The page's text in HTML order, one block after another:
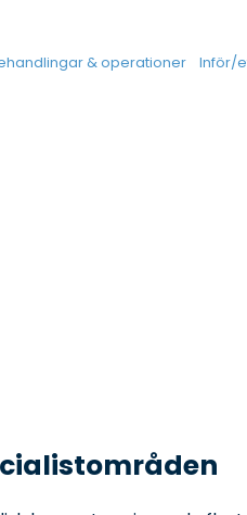
& operationer Inför/